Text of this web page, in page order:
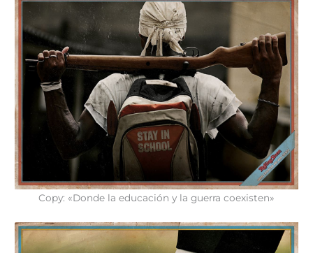
Copy: «Donde la educación y la guerra coexisten»